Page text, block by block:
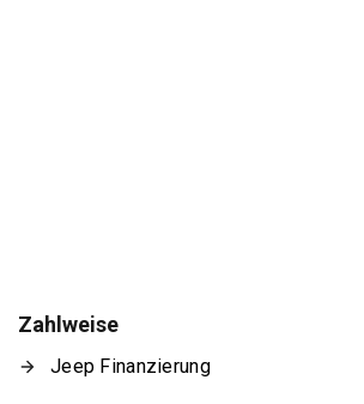
Zahlweise
Jeep Finanzierung